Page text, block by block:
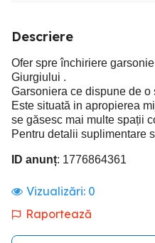
Descriere
Ofer spre închiriere
Giurgiului .
Garsoniera ce dispune de o
Este situată in apropierea
se găsesc mai multe spații
Pentru detalii suplimentare
ID anunț: 1776864361
Vizualizări: 0
Raportează